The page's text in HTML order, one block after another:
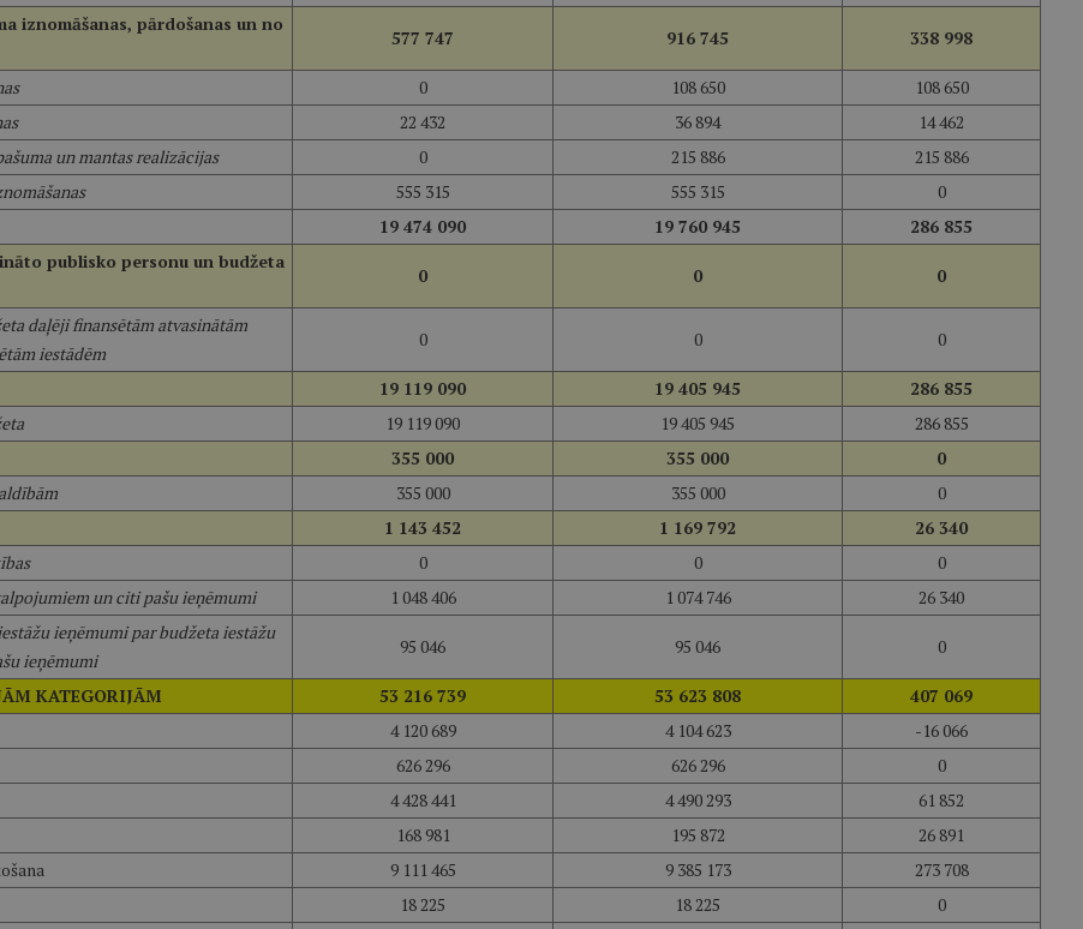
iznomāšanas, pārdošanas un no
577 747 916 745 338 998
0 108 650
108 650
22 432 36 894
14 462
un mantas realizācijas 0 215 886
215 886
555 315 555 315
0
19 474 090 19 760 945
286 855
publisko personu un budžeta
0 0 0
daļēji finansētām atvasinātām
iestādēm
0 0 0
19 119 090 19 405 945
286 855
19 119 090 19 405 945
286 855
355 000 355 000
0
355 000 355 000
0
1 143 452 1 169 792
26 340
0 0
0
un citi pašu ieņēmumi 1 048 406 1 074 746 26 340
ieņēmumi par budžeta iestāžu
ieņēmumi
95 046 95 046 0
KATEGORIJĀM 53 216 739 53 623 808
407 069
4 120 689 4 104 623
-16 066
626 296 626 296
0
4 428 441 4 490 293
61 852
168 981 195 872
26 891
9 111 465 9 385 173
273 708
18 225 18 225
0